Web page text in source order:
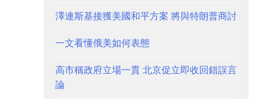
澤連斯基接獲美國和平方案 將與特朗普商討
一文看懂俄美如何表態
高市稱政府立場一貫 北京促立即收回錯誤言
論